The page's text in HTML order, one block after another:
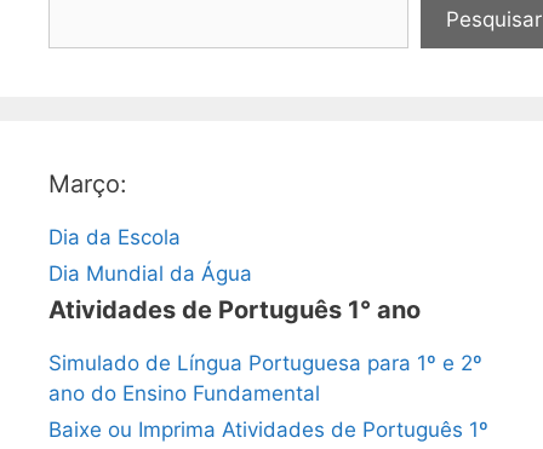
Pesquisar
Março:
Dia da Escola
Dia Mundial da Água
Atividades de Português 1° ano
Simulado de Língua Portuguesa para 1º e 2º
ano do Ensino Fundamental
Baixe ou Imprima Atividades de Português 1º